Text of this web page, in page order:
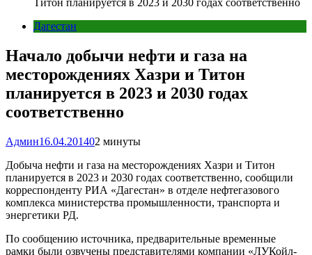
Дагестан
Начало добычи нефти и газа на
месторождениях Хазри и Титон
планируется в 2023 и 2030 годах
соответственно
Админ16.04.201402 минуты
Добыча нефти и газа на месторождениях Хазри и Титон
планируется в 2023 и 2030 годах соответственно, сообщили
корреспонденту РИА «Дагестан» в отделе нефтегазового
комплекса министерства промышленности, транспорта и
энергетики РД.
По сообщению источника, предварительные временные
рамки были озвучены представителями компании «ЛУКойл-